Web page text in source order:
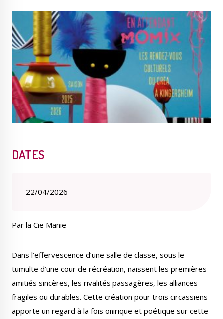
Publications
municipales
Enquêtes publiques
Conseil Municipal Transition écologique
Qualité de l'air
Le Créa La médiathèque
Par la Cie Manie
Dans l’effervescence d’une salle de classe, sous le
tumulte d’une cour de récréation, naissent les premières
amitiés sincères, les rivalités passagères, les alliances
fragiles ou durables. Cette création pour trois circassiens
apporte un regard à la fois onirique et poétique sur cette
DATES
22/04/2026